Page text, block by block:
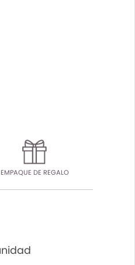
EMPAQUE DE REGALO